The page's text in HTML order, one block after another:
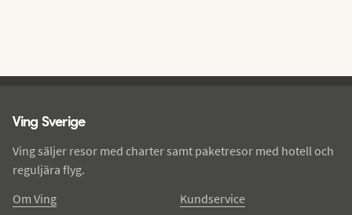
Ving Sverige
Ving säljer resor med charter samt paketresor med hotell och
reguljära flyg.
Om Ving
Kundservice